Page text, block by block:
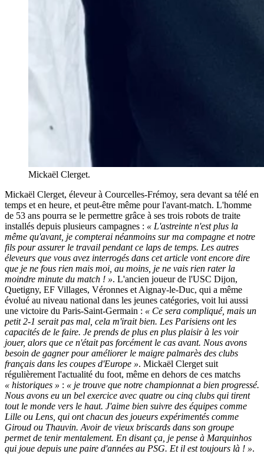
Mickaël Clerget.
Mickaël Clerget, éleveur à Courcelles-Frémoy, sera devant sa télé en
temps et en heure, et peut-être même pour l'avant-match. L'homme
de 53 ans pourra se le permettre grâce à ses trois robots de traite
installés depuis plusieurs campagnes : « L'astreinte n'est plus la
même qu'avant, je compterai néanmoins sur ma compagne et notre
fils pour assurer le travail pendant ce laps de temps. Les autres
éleveurs que vous avez interrogés dans cet article vont encore dire
que je ne fous rien mais moi, au moins, je ne vais rien rater la
moindre minute du match ! ». L'ancien joueur de l'USC Dijon,
Quetigny, EF Villages, Véronnes et Aignay-le-Duc, qui a même
évolué au niveau national dans les jeunes catégories, voit lui aussi
une victoire du Paris-Saint-Germain : « Ce sera compliqué, mais un
petit 2-1 serait pas mal, cela m'irait bien. Les Parisiens ont les
capacités de le faire. Je prends de plus en plus plaisir à les voir
jouer, alors que ce n'était pas forcément le cas avant. Nous avons
besoin de gagner pour améliorer le maigre palmarès des clubs
français dans les coupes d'Europe ». Mickaël Clerget suit
régulièrement l'actualité du foot, même en dehors de ces matchs
« historiques » : « je trouve que notre championnat a bien progressé.
Nous avons eu un bel exercice avec quatre ou cinq clubs qui tirent
tout le monde vers le haut. J'aime bien suivre des équipes comme
Lille ou Lens, qui ont chacun des joueurs expérimentés comme
Giroud ou Thauvin. Avoir de vieux briscards dans son groupe
permet de tenir mentalement. En disant ça, je pense à Marquinhos
qui joue depuis une paire d'années au PSG. Et il est toujours là ! ».